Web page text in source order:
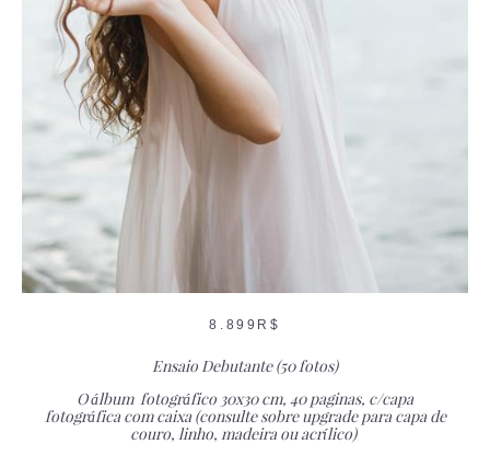
8.899R$
Ensaio Debutante (50 fotos)
O álbum fotográfico 30x30 cm, 40 paginas, c/capa
fotográfica com caixa (consulte sobre upgrade para capa de
couro, linho, madeira ou acrílico)